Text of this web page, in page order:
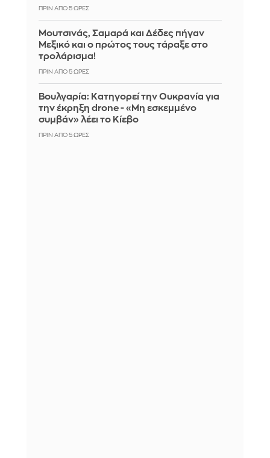
ΠΡΙΝ ΑΠΌ 5 ΏΡΕΣ
Μουτσινάς, Σαμαρά και Δέδες πήγαν
Μεξικό και ο πρώτος τους τάραξε στο
τρολάρισμα!
ΠΡΙΝ ΑΠΌ 5 ΏΡΕΣ
Βουλγαρία: Κατηγορεί την Ουκρανία για
την έκρηξη drone - «Μη εσκεμμένο
συμβάν» λέει το Κίεβο
ΠΡΙΝ ΑΠΌ 5 ΏΡΕΣ